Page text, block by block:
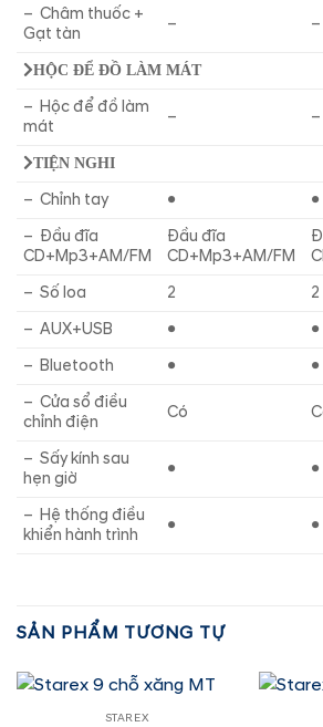
– Châm thuốc +
Gạt tàn
– –
HỘC ĐỂ ĐỒ LÀM MÁT
– Hộc để đồ làm
mát
– –
TIỆN NGHI
– Chỉnh tay ● ●
– Đầu đĩa
CD+Mp3+AM/FM
Đầu đĩa
CD+Mp3+AM/FM
– Số loa
2 2
– AUX+USB
● ●
– Bluetooth
● ●
– Cửa sổ điều
chỉnh điện
Có
– Sấy kính sau
hẹn giờ
● ●
– Hệ thống điều
khiển hành trình
● ●
SẢN PHẨM TƯƠNG TỰ
STAREX